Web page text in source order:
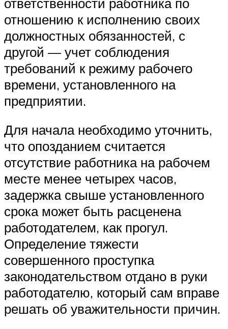
отношению к исполнению своих
должностных обязанностей, с
другой — учет соблюдения
требований к режиму рабочего
времени, установленного на
предприятии.
Для начала необходимо уточнить,
что опозданием считается
отсутствие работника на рабочем
месте менее четырех часов,
задержка свыше установленного
срока может быть расценена
работодателем, как прогул.
Определение тяжести
совершенного проступка
законодательством отдано в руки
работодателю, который сам вправе
решать об уважительности причин.